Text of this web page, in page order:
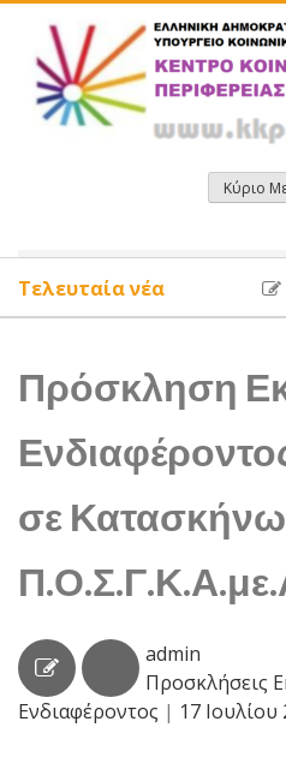
περιεχόμενο
Κύριο
Τελευταία νέα
Πρόσκληση
σε
admin
Προσκλήσεις
Ενδιαφέροντος | 17 Ιουλίου